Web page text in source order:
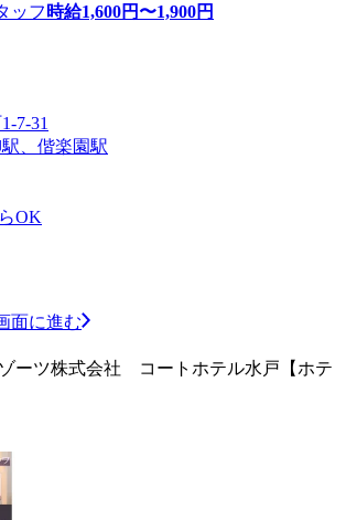
ッフ 時給1,600円〜1,900円
7-31
、偕楽園駅
OK
面に進む
ーツ株式会社 コートホテル水戸【ホテ